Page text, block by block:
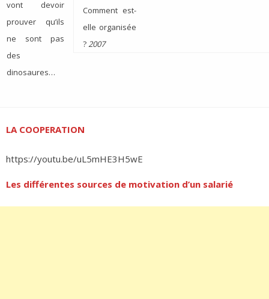
vont devoir
prouver qu’ils
ne sont pas
des
dinosaures…
Comment est-
elle organisée
?2007
LA COOPERATION
https://youtu.be/uL5mHE3H5wE
Les différentes sources de motivation d’un salarié